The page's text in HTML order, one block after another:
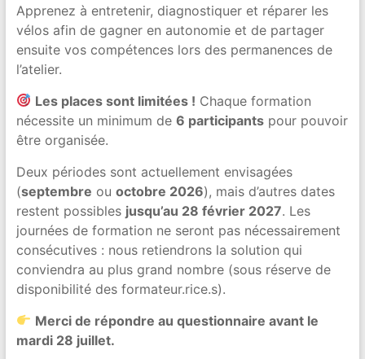
Apprenez à entretenir, diagnostiquer et réparer les
vélos afin de gagner en autonomie et de partager
ensuite vos compétences lors des permanences de
l’atelier.
Les places sont limitées ! Chaque formation
nécessite un minimum de 6 participantspour pouvoir
être organisée.
Deux périodes sont actuellement envisagées
(septembre ou octobre 2026), mais d’autres dates
restent possibles jusqu’au 28 février 2027. Les
journées de formation ne seront pas nécessairement
consécutives : nous retiendrons la solution qui
conviendra au plus grand nombre (sous réserve de
disponibilité des formateur.rice.s).
Merci de répondre au questionnaire avant le
mardi 28 juillet.